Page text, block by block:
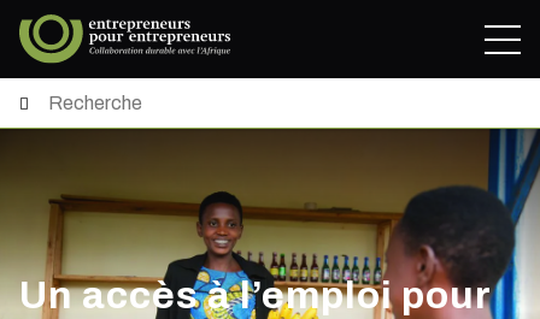
Un accès à l’emploi pour